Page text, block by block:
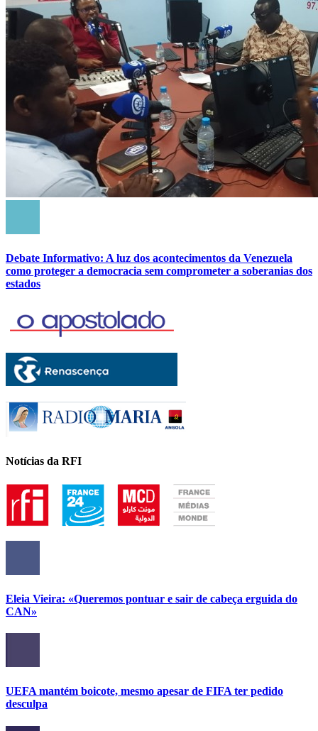
Debate Informativo: A luz dos acontecimentos da Venezuela
como proteger a democracia sem comprometer a soberanias dos
estados
Notícias da RFI
Eleia Vieira: «Queremos pontuar e sair de cabeça erguida do
CAN»
UEFA mantém boicote, mesmo apesar de FIFA ter pedido
desculpa